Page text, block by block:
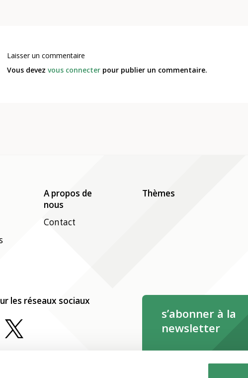
Laisser un commentaire
Vous devez vous connecterpour publier un commentaire.
A propos de
nous
Contact
Thèmes
les réseaux sociaux
s’abonner à la
newsletter
s’abonner maintenant